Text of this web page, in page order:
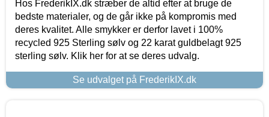
Hos FrederikIX.dk stræber de altid efter at bruge de
bedste materialer, og de går ikke på kompromis med
deres kvalitet. Alle smykker er derfor lavet i 100%
recycled 925 Sterling sølv og 22 karat guldbelagt 925
sterling sølv. Klik her for at se deres udvalg.
Se udvalget på FrederikIX.dk